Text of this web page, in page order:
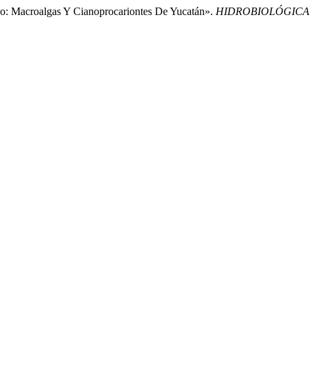
Macroalgas Y Cianoprocariontes De Yucatán». HIDROBIOLÓGICA